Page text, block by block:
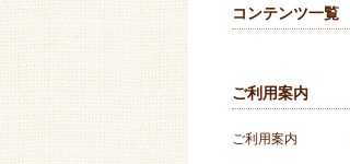
コンテンツ一覧
ご利用案内
ご利用案内